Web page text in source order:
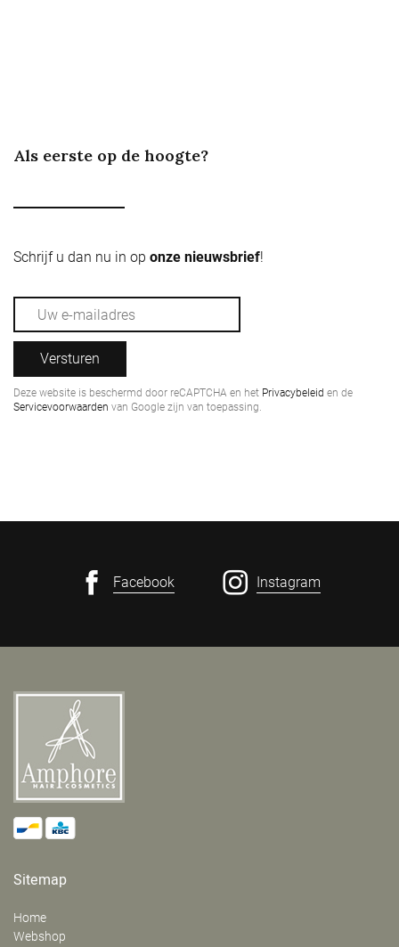
Als eerste op de hoogte?
Schrijf u dan nu in op onze nieuwsbrief!
Versturen
Deze website is beschermd door reCAPTCHA en het Privacybeleid en de
Servicevoorwaarden van Google zijn van toepassing.
Facebook Instagram
Sitemap
Home
Webshop